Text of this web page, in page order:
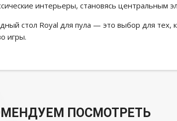
интерьеры, становясь центральным
стол Royal для пула — это выбор для тех,
игры.
ПОСМОТРЕТЬ